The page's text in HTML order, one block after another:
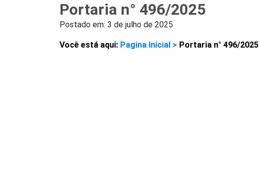
Portaria n° 496/2025
Postado em: 3 de julho de 2025
Você está aqui: Pagina Inicial > Portaria n° 496/2025